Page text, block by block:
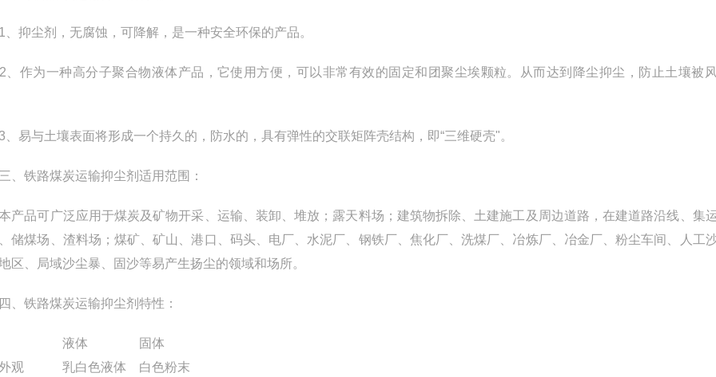
尘剂，无腐蚀，可降解，是一种安全环保的产品。
为一种高分子聚合物液体产品，它使用方便，可以非常有效的固定和团聚尘埃颗粒。从而达到降尘抑尘，防止土壤被
与土壤表面将形成一个持久的，防水的，具有弹性的交联矩阵壳结构，即“三维硬壳"。
路煤炭运输抑尘剂适用范围：
可广泛应用于煤炭及矿物开采、运输、装卸、堆放；露天料场；建筑物拆除、土建施工及周边道路，在建道路沿线、集
储煤场、渣料场；煤矿、矿山、港口、码头、电厂、水泥厂、钢铁厂、焦化厂、洗煤厂、冶炼厂、冶金厂、粉尘车间、人工
区、局域沙尘暴、固沙等易产生扬尘的领域和场所。
路煤炭运输抑尘剂特性：
液体
固体
观
乳白色液体
白色粉末